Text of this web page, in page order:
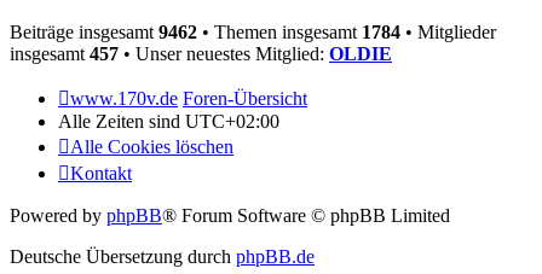
Beiträge insgesamt 9462 • Themen insgesamt 1784 • Mitglieder
insgesamt 457 • Unser neuestes Mitglied: OLDIE
www.170v.de Foren-Übersicht
Alle Zeiten sind UTC+02:00
Alle Cookies löschen
Kontakt
Powered by phpBB® Forum Software © phpBB Limited
Deutsche Übersetzung durch phpBB.de